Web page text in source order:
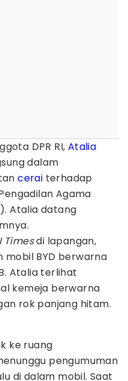
DPR RI, Atalia
dalam
cerai terhadap
Agama
Atalia datang
Timesdi lapangan,
BYD berwarna
Atalia terlihat
kemeja berwarna
rok panjang hitam.
ke ruang
pengumuman
di dalam mobil. Saat